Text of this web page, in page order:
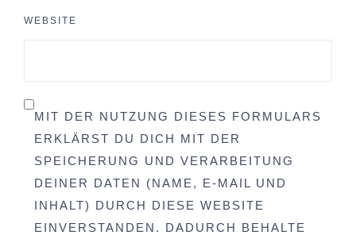
WEBSITE
MIT DER NUTZUNG DIESES FORMULARS
ERKLÄRST DU DICH MIT DER
SPEICHERUNG UND VERARBEITUNG
DEINER DATEN (NAME, E-MAIL UND
INHALT) DURCH DIESE WEBSITE
EINVERSTANDEN. DADURCH BEHALTE